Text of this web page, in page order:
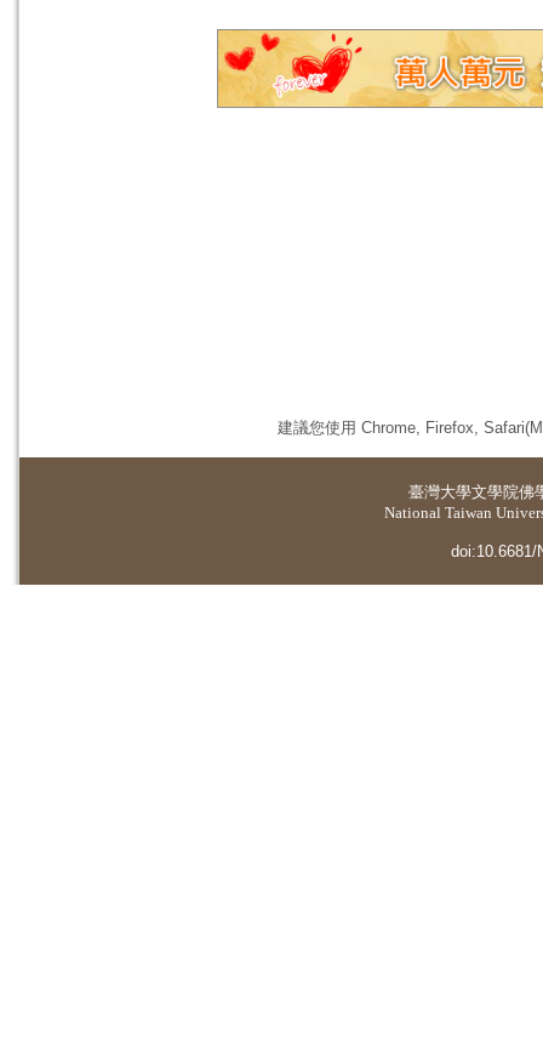
建議您使用 Chrome, Firefox,
臺灣大學文學院佛
National Taiwan
doi:10.6681/